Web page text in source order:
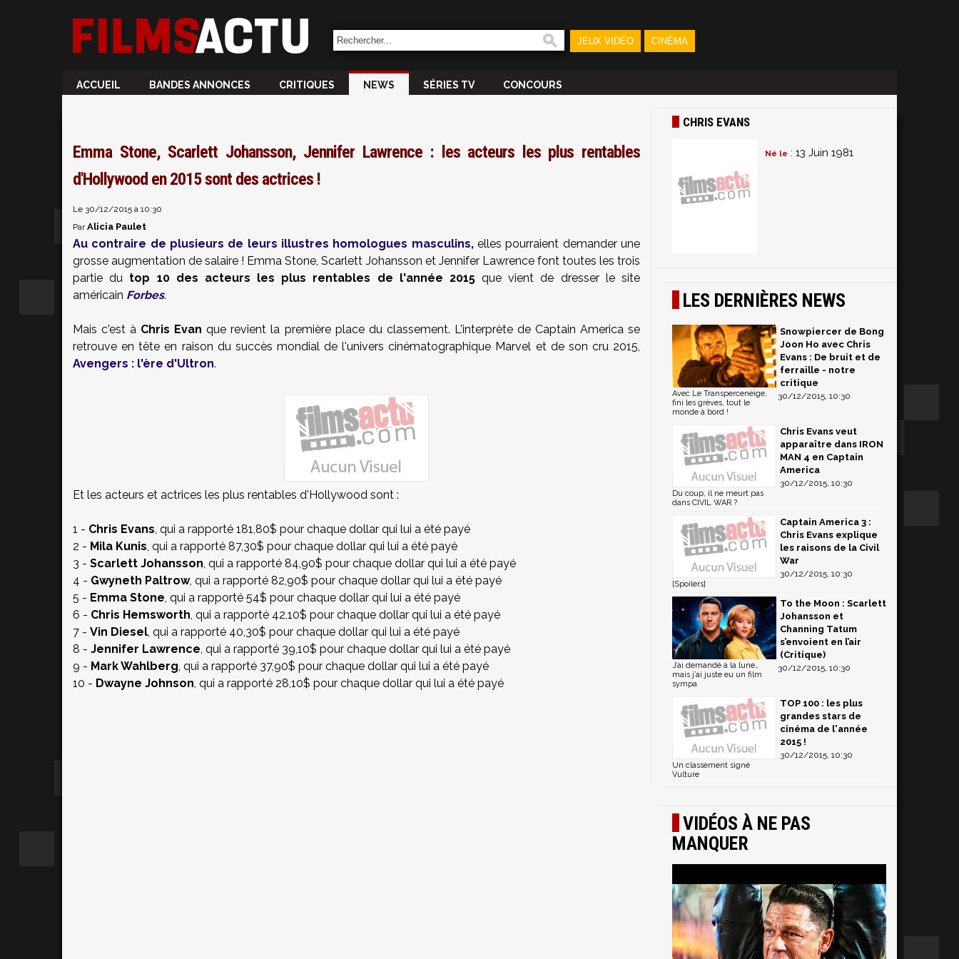
JEUX VIDÉO CINÉMA
ACCUEIL BANDES ANNONCES CRITIQUES NEWS SÉRIES TV CONCOURS
Emma Stone, Scarlett Johansson, Jennifer Lawrence : les acteurs les plus rentables
d'Hollywood en 2015 sont des actrices !
Le 30/12/2015 à 10:30
ParAlicia Paulet
Au contraire de plusieurs de leurs illustres homologues masculins,elles pourraient demander une
grosse augmentation de salaire ! Emma Stone, Scarlett Johansson et Jennifer Lawrence font toutes les trois
partie du top 10 des acteurs les plus rentables de l'année 2015que vient de dresser le site
américain Forbes.
Mais c'est à Chris Evan que revient la première place du classement. L'interprète de Captain America se
retrouve en tête en raison du succès mondial de l'univers cinématographique Marvel et de son cru 2015,
Avengers : l'ère d'Ultron.
Et les acteurs et actrices les plus rentables d'Hollywood sont :
1 - Chris Evans, qui a rapporté 181,80$ pour chaque dollar qui lui a été payé
2 - Mila Kunis, qui a rapporté 87,30$ pour chaque dollar qui lui a été payé
3 - Scarlett Johansson, qui a rapporté 84,90$ pour chaque dollar qui lui a été payé
4 - Gwyneth Paltrow, qui a rapporté 82,90$ pour chaque dollar qui lui a été payé
5 - Emma Stone, qui a rapporté 54$ pour chaque dollar qui lui a été payé
6 - Chris Hemsworth, qui a rapporté 42,10$ pour chaque dollar qui lui a été payé
7 - Vin Diesel, qui a rapporté 40,30$ pour chaque dollar qui lui a été payé
8 - Jennifer Lawrence, qui a rapporté 39,10$ pour chaque dollar qui lui a été payé
9 - Mark Wahlberg, qui a rapporté 37,90$ pour chaque dollar qui lui a été payé
10 - Dwayne Johnson, qui a rapporté 28,10$ pour chaque dollar qui lui a été payé
CHRIS EVANS
Né le : 13 Juin 1981
LES DERNIÈRES NEWS
Snowpiercer de Bong
Joon Ho avec Chris
Evans : De bruit et de
ferraille - notre
critique
30/12/2015, 10:30
Avec Le Transperceneige,
fini les grèves, tout le
monde à bord !
Chris Evans veut
apparaître dans IRON
MAN 4 en Captain
America
30/12/2015, 10:30
Du coup, il ne meurt pas
dans CIVIL WAR ?
Captain America 3 :
Chris Evans explique
les raisons de la Civil
War
30/12/2015, 10:30
[Spoilers]
To the Moon : Scarlett
Johansson et
Channing Tatum
s’envoient en l’air
(Critique)
30/12/2015, 10:30
J’ai demandé à la lune…
mais j’ai juste eu un film
sympa
TOP 100 : les plus
grandes stars de
cinéma de l'année
2015 !
30/12/2015, 10:30
Un classement signé
Vulture
VIDÉOS À NE PAS
MANQUER